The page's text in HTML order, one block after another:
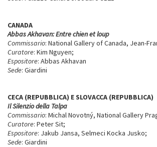
CANADA
Abbas Akhavan: Entre chien et loup
Commissario: National Gallery of Canada, Jean-
Curatore: Kim Nguyen;
Espositore: Abbas Akhavan
Sede: Giardini
CECA (REPUBBLICA) E SLOVACCA (REPUBBLICA)
Il Silenzio della Talpa
Commissario: Michal Novotný, National Gallery
Curatore: Peter Sit;
Espositore: Jakub Jansa, Selmeci Kocka Jusko;
Sede: Giardini